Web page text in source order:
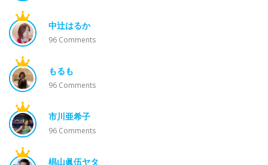
中辻はるか
96 Comments
もるも
96 Comments
市川亜希子
96 Comments
椙山眞伍ヤタ